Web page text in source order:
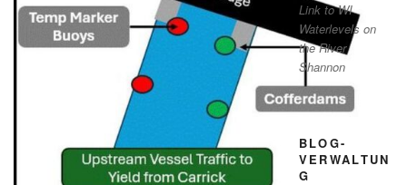
Link to WI
Waterlevels on
the River
Shannon
BLOG-
VERWALTUN
G